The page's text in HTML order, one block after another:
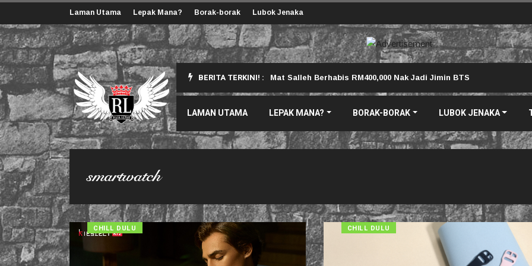
Laman Utama Lepak Mana? Borak-borak Lubok Jenaka
BERITA TERKINI! :
Korang Perlu Tahu Mat Salleh Berhabis RM400,000 Nak Jadi Jimin BTS
LAMAN UTAMA LEPAK MANA? BORAK-BORAK LUBOK JENAKA
smartwatch
CHILL DULU CHILL DULU